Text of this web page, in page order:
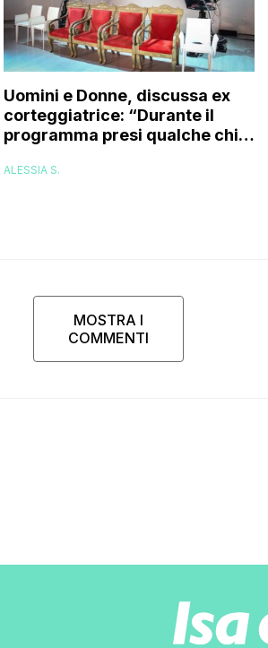
Uomini e Donne, discussa ex
corteggiatrice: “Durante il
programma presi qualche chilo
presi talmente male che…”
ALESSIA S.
MOSTRA I
COMMENTI